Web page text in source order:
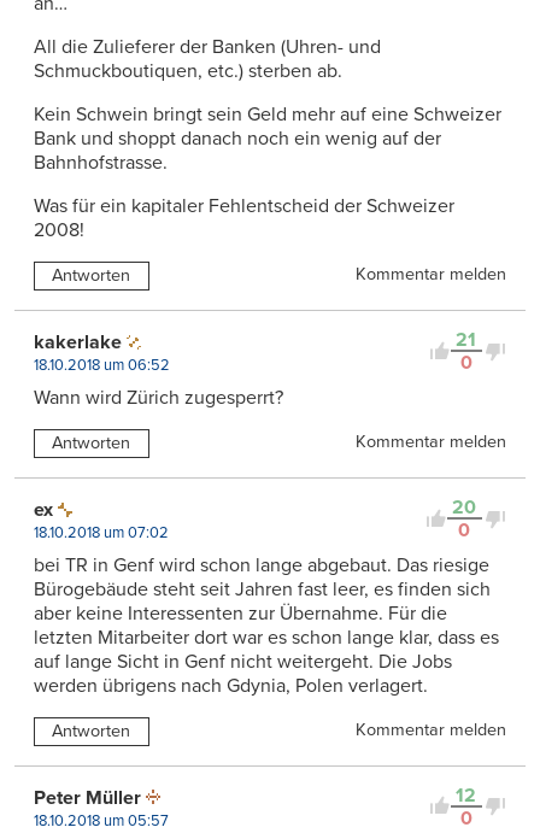
All die Zulieferer der Banken (Uhren- und
Schmuckboutiquen, etc.) sterben ab.
Kein Schwein bringt sein Geld mehr auf eine Schweizer
Bank und shoppt danach noch ein wenig auf der
Bahnhofstrasse.
Was für ein kapitaler Fehlentscheid der Schweizer
2008!
Antworten Kommentar melden
21
0
kakerlake
18.10.2018 um 06:52
Wann wird Zürich zugesperrt?
Antworten Kommentar melden
20
0
ex
18.10.2018 um 07:02
bei TR in Genf wird schon lange abgebaut. Das riesige
Bürogebäude steht seit Jahren fast leer, es finden sich
aber keine Interessenten zur Übernahme. Für die
letzten Mitarbeiter dort war es schon lange klar, dass es
auf lange Sicht in Genf nicht weitergeht. Die Jobs
werden übrigens nach Gdynia, Polen verlagert.
Antworten Kommentar melden
12
0
Peter Müller
18.10.2018 um 05:57